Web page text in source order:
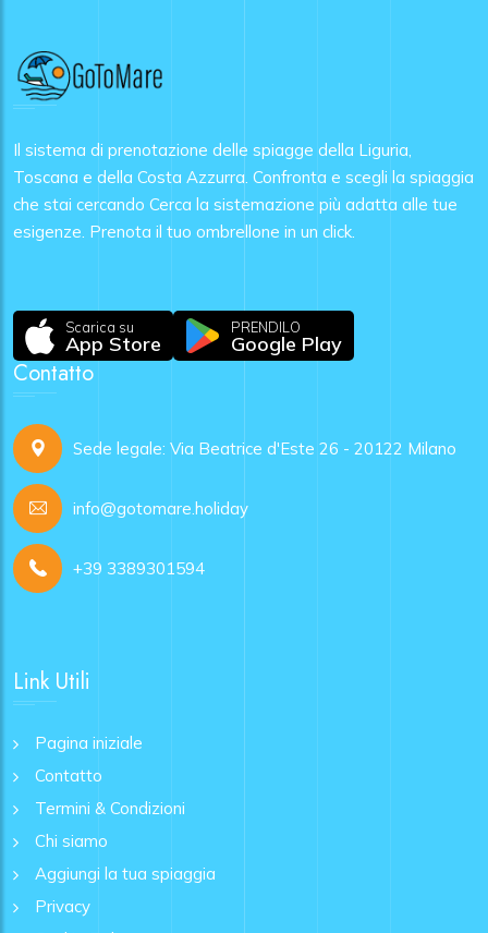
Il sistema di prenotazione delle spiagge della Liguria,
Toscana e della Costa Azzurra. Confronta e scegli la spiaggia
che stai cercando Cerca la sistemazione più adatta alle tue
esigenze. Prenota il tuo ombrellone in un click.
Scarica su
App Store
PRENDILO
Google Play
Contatto
Sede legale: Via Beatrice d'Este 26 - 20122 Milano
info@gotomare.holiday
+39 3389301594
Link Utili
Pagina iniziale
Contatto
Termini & Condizioni
Chi siamo
Aggiungi la tua spiaggia
Privacy